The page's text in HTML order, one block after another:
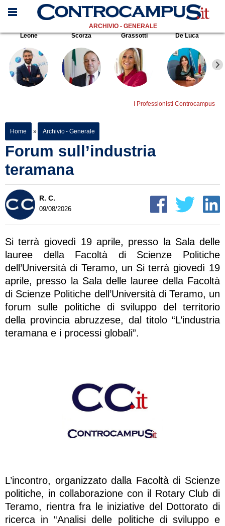
ARCHIVIO - GENERALE
Leone
Scorza Grassotti De Luca
I Professionisti Controcampus
Home » Archivio - Generale
Forum sull’industria
teramana
R. C.
09/08/2026
Si terrà giovedì 19 aprile, presso la Sala delle
lauree della Facoltà di Scienze Politiche
dell’Università di Teramo, un Si terrà giovedì 19
aprile, presso la Sala delle lauree della Facoltà
di Scienze Politiche dell’Università di Teramo, un
forum sulle politiche di sviluppo del territorio
della provincia abruzzese, dal titolo “L’industria
teramana e i processi globali”.
L’incontro, organizzato dalla Facoltà di Scienze
politiche, in collaborazione con il Rotary Club di
Teramo, rientra fra le iniziative del Dottorato di
ricerca in “Analisi delle politiche di sviluppo e